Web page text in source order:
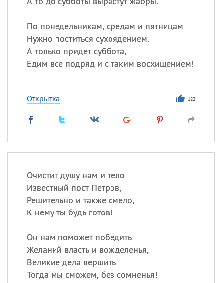
По понедельникам, средам и пятницам
Нужно поститься сухоядением.
А только придет суббота,
Едим все подряд и с таким восхищением!
Открытка 122
Очистит душу нам и тело
Известный пост Петров,
Решительно и также смело,
К нему ты будь готов!
Он нам поможет победить
Желаний власть и вожделенья,
Великие дела вершить
Тогда мы сможем, без сомненья!